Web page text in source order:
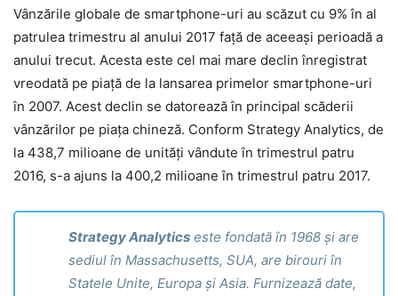
Vânzările globale de smartphone-uri au scăzut cu 9% în al
patrulea trimestru al anului 2017 față de aceeași perioadă a
anului trecut. Acesta este cel mai mare declin înregistrat
vreodată pe piață de la lansarea primelor smartphone-uri
în 2007. Acest declin se datorează în principal scăderii
vânzărilor pe piața chineză. Conform Strategy Analytics, de
la 438,7 milioane de unități vândute în trimestrul patru
2016, s-a ajuns la 400,2 milioane în trimestrul patru 2017.
Strategy Analytics este fondată în 1968 și are
sediul în Massachusetts, SUA, are birouri în
Statele Unite, Europa și Asia. Furnizează date,